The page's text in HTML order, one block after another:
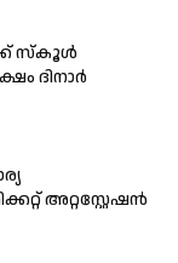
സ്കൂൾ
ദിനാർ
അറ്റസ്റ്റേഷൻ